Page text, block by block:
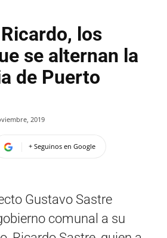
los
se alternan la
de Puerto
2019
+ Seguinos en Google
Gustavo Sastre
comunal a su